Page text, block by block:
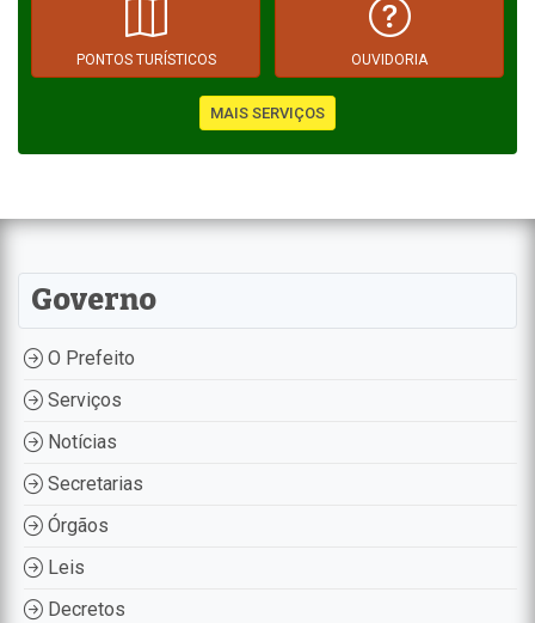
PONTOS TURÍSTICOS OUVIDORIA
MAIS SERVIÇOS
Governo
O Prefeito
Serviços
Notícias
Secretarias
Órgãos
Leis
Decretos